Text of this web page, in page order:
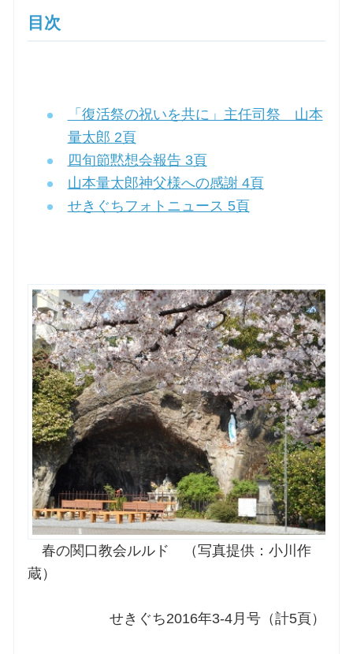
小池神父の講座
シスター中島の講座
教区カテキスタの講座
お問合せ
交通・アクセス
ご利用にあたって
交通・アクセス
目次
「復活祭の祝いを共に」主任司祭 山本
量太郎 2頁
四旬節黙想会報告 3頁
山本量太郎神父様への感謝 4頁
せきぐちフォトニュース 5頁
春の関口教会ルルド （写真提供：小川作
蔵）
せきぐち2016年3-4月号（計5頁）